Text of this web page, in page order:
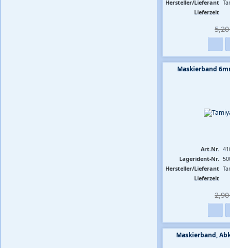
Hersteller/Lieferant
Lieferzeit
5,20
Maskierband
Art.Nr.
Lagerident-Nr.
Hersteller/Lieferant
Lieferzeit
2,90
Maskierband,